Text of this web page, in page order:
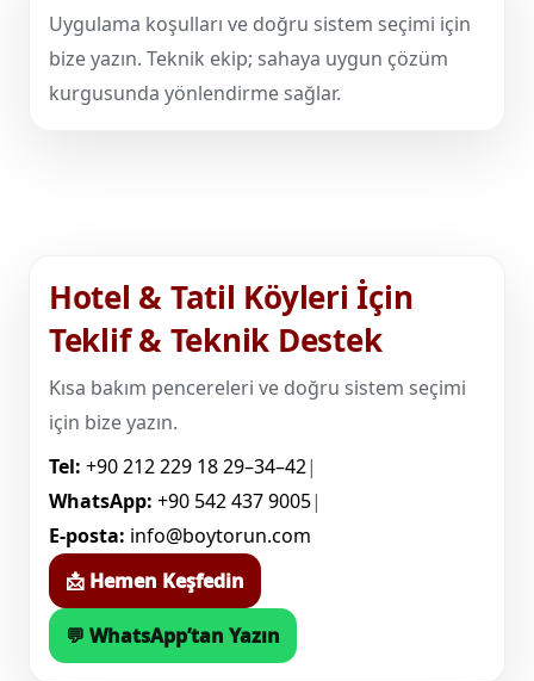
Uygulama koşulları ve doğru sistem seçimi için
bize yazın. Teknik ekip; sahaya uygun çözüm
kurgusunda yönlendirme sağlar.
Hotel & Tatil Köyleri İçin
Teklif & Teknik Destek
Kısa bakım pencereleri ve doğru sistem seçimi
için bize yazın.
Tel: +90 212 229 18 29–34–42|
WhatsApp: +90 542 437 9005|
E-posta: info@boytorun.com
📩 Hemen Keşfedin
💬 WhatsApp’tan Yazın